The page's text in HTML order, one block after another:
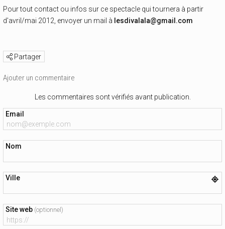
Pour tout contact ou infos sur ce spectacle qui tournera à partir
d'avril/mai 2012, envoyer un mail à lesdivalala@gmail.com
Partager
Ajouter un commentaire
Les commentaires sont vérifiés avant publication.
Email
Nom
Ville
Site web (optionnel)